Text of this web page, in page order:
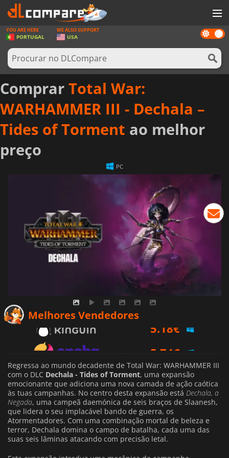
JOGOS
GAME CARDS
SOFTWARE
REWARDS
HARDWARE
NOTÍCIAS
ENTRAR OU REGISTAR
Dark
mode
YOU ARE HERE
PORTUGAL
WE ALSO SUPPORT
USA
Comprar Total War:
WARHAMMER III - Dechala –
Tides of Torment ao melhor
preço
PC
Melhores Vendedores
6.99€
Regressa ao mundo decadente de Total War: WARHAMMER III
com o DLC Dechala - Tides of Torment, uma expansão
emocionante que adiciona uma nova camada de ação caótica
às tuas campanhas. No centro desta expansão está Dechala, a
Negada, uma campeã daemónica de seis braços de Slaanesh,
que lidera o seu implacável bando de guerra, os
Atormentadores. Com uma combinação mortal de beleza e
terror, Dechala domina o campo de batalha, cada uma das
suas seis lâminas atacando com precisão letal.